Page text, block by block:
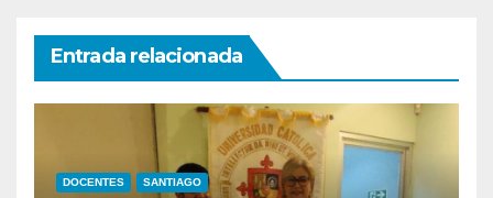
Entrada relacionada
DOCENTES SANTIAGO